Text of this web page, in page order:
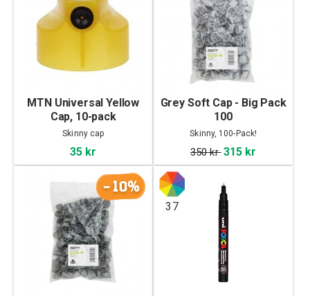
MTN Universal Yellow
Cap, 10-pack
Skinny cap
35 kr
Grey Soft Cap - Big Pack
100
Skinny, 100-Pack!
350 kr315 kr
-10%
37